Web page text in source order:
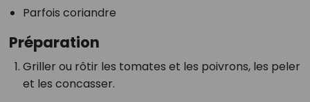
Parfois coriandre
Préparation
Griller ou rôtir les tomates et les poivrons, les peler
et les concasser.